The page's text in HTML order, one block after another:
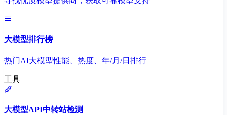
大模型排行榜
热门AI大模型性能、热度、年/月/日排行
工具
大模型API中转站检测